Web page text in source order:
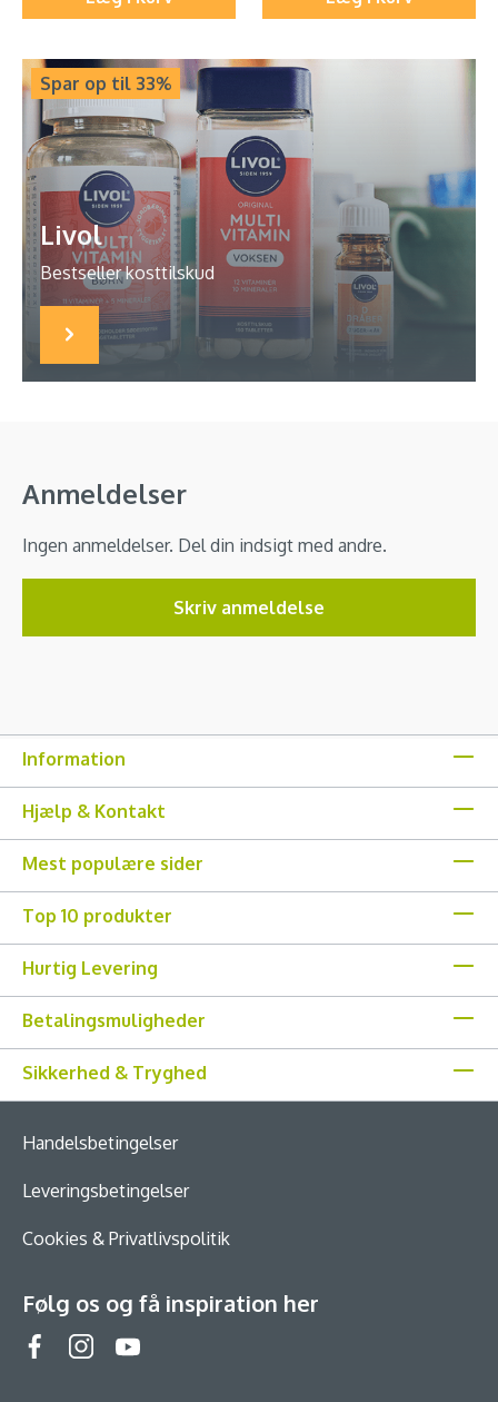
Spar op til 33%
Livol
Bestseller kosttilskud
Anmeldelser
Ingen anmeldelser. Del din indsigt med andre.
Skriv anmeldelse
Information
Hjælp & Kontakt
Mest populære sider
Top 10 produkter
Hurtig Levering
Betalingsmuligheder
Sikkerhed & Tryghed
Handelsbetingelser
Leveringsbetingelser
Cookies & Privatlivspolitik
Følg os og få inspiration her